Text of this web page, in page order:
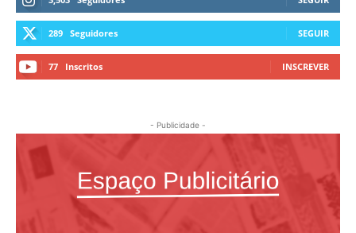
289 Seguidores SEGUIR
77 Inscritos INSCREVER
- Publicidade -